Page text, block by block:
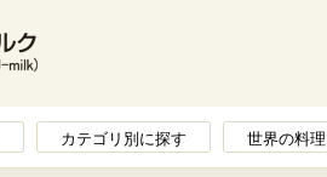
カテゴリ別に探す 世界の料理